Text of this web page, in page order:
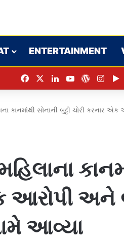
ENTERTAINMENT
FacebookLinkedInYouTube
કાનમાંથી સોનાની બુટ્ટી ચોરી કરનાર
આરોપી અને
આવ્યા